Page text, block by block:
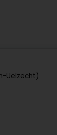
Uelzecht)